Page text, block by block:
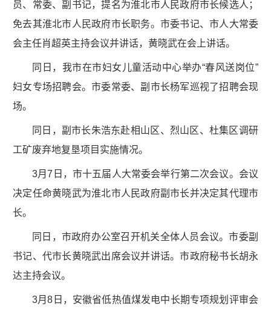
员、常委、副书记，提名为淮北市人民政府市长候选人；
免去其淮北市人民政府市长职务。市委书记、市人大常委
会主任肖超英主持会议并讲话，黄晓武在会上讲话。
同日，我市在市妇女儿童活动中心举办“春风送岗位”
妇女专场招聘会。市委常委、副市长杨军巡视了招聘会现
场。
同日，副市长朱浩东赴相山区、烈山区、杜集区调研
工矿废弃地复垦项目实施情况。
3月7日，市十五届人大常委会举行第二次会议。会议
决定任命黄晓武为淮北市人民政府副市长并决定其代理市
长。
同日，市政府办公室召开机关全体人员会议。市委副
书记、代市长黄晓武出席会议并讲话。市政府秘书长胡永
达主持会议。
3月8日，安徽省低热值煤发电中长期专项规划评审会